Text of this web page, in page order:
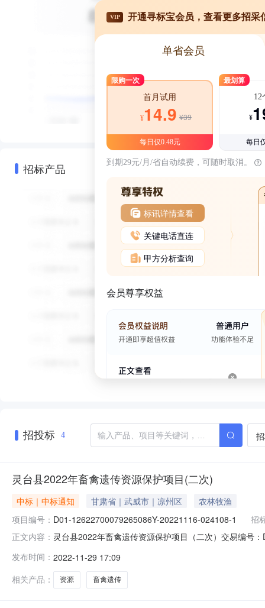
招标产品
VIP 开通寻标宝会员，查看更多招采
单省会员
限购一次
首月试用
¥14.9 ¥39
每日仅0.48元
最划算
12
¥
每日
到期29元/月/省自动续费，可随时取消。
标讯详情查看
关键电话直连
甲方分析查询
会员尊享权益
招投标 4
灵台县2022年畜禽遗传资源保护项目(二次)
中标｜中标通知 甘肃省｜武威市｜凉州区
农林牧渔
项目编号： D01-12622700079265086Y-20221116-024108-1
招
正文内容： 灵台县2022年畜禽遗传资源保护项目（二次）交易编号
投标金额（万元或费率）
发布时间： 2022-11-29 17:09
相关产品：
资源 畜禽遗传